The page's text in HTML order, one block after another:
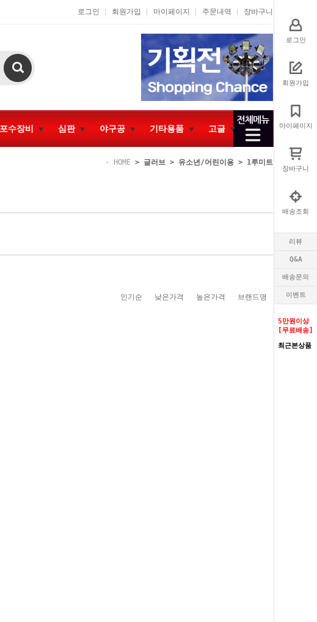
로그인
회원가입
마이페이지
장바구니
배송조회
리뷰
Q&A
배송문의
이벤트
5만원이상
[무료배송]
최근본상품
로그인 회원가입 마이페이지 주문내역 장바구니
포수장비 심판 야구공 기타용품 고글
HOME > 글러브 > 유소년/어린이용 > 1루미트
인기순 낮은가격 높은가격 브랜드명